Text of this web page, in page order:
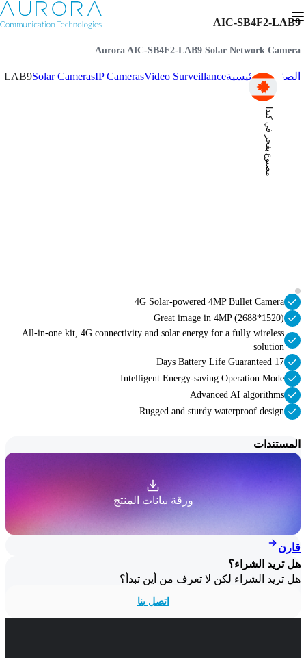
مصنوع بفخر في كندا
AIC-SB4F2-LAB9
Aurora AIC-SB4F2-LAB9 Solar Network Camera
الصفحة الرئيسيةVideo Surveillance
IP Cameras
Solar Cameras
LAB9
4G Solar-powered 4MP Bullet Camera
Great image in 4MP (2688*1520)
All-in-one kit, 4G connectivity and solar energy for a fully wireless
solution
17 Days Battery Life Guaranteed
Intelligent Energy-saving Operation Mode
Advanced AI algorithms
Rugged and sturdy waterproof design
المستندات
ورقة بيانات المنتج
قارن
هل تريد الشراء؟
هل تريد الشراء لكن لا تعرف من أين تبدأ؟
اتصل بنا